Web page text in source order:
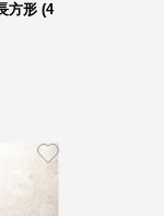
方形 (4